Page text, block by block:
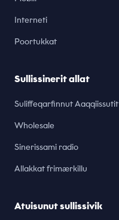
Interneti
Poortukkat
Sullissinerit allat
Suliffeqarfinnut Aaqqiissutit
Wholesale
Sinerissami radio
Allakkat frimærkillu
Atuisunut sullissivik